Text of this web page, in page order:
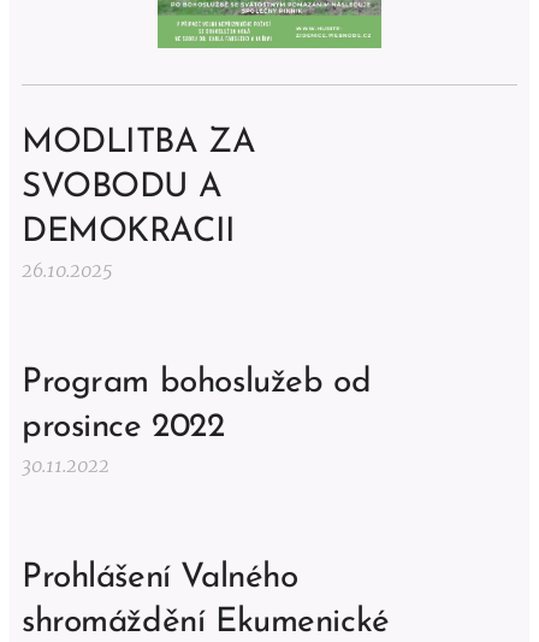
MODLITBA ZA
SVOBODU A
DEMOKRACII
26.10.2025
Program bohoslužeb od
prosince 2022
30.11.2022
Prohlášení Valného
shromáždění Ekumenické